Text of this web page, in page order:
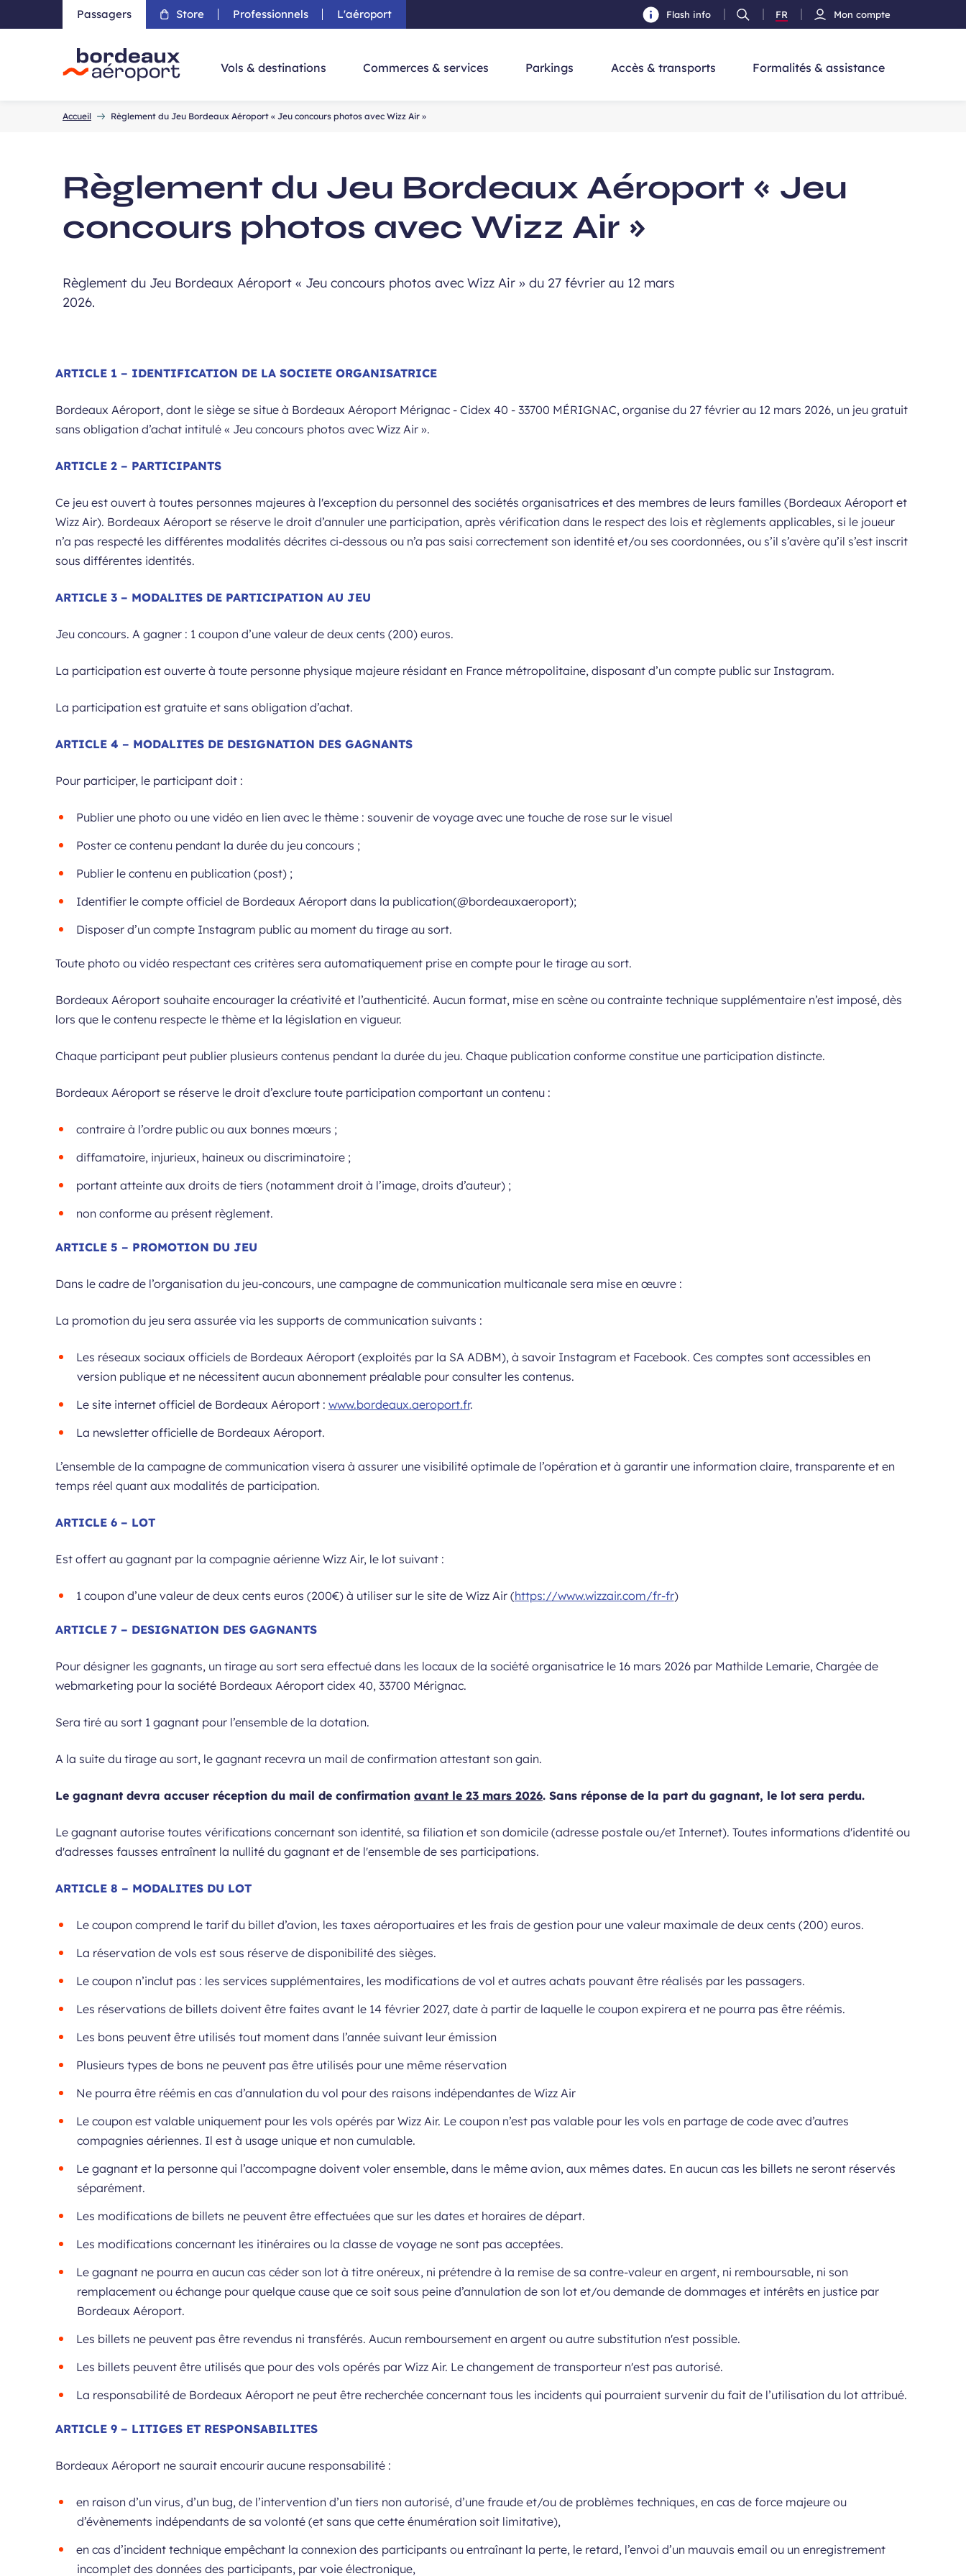
Aller au contenu principal - Aller à la navigation - Aller à la recherche
Passagers Store Professionnels L'aéroport Flash info
Ouvrir
la
FR
Version
Mon compte
Vols & destinations Commerces & services Parkings Accès & transports Formalités & assistance
Accueil Règlement du Jeu Bordeaux Aéroport « Jeu concours photos avec Wizz Air »
Règlement du Jeu Bordeaux Aéroport « Jeu
concours photos avec Wizz Air »
Règlement du Jeu Bordeaux Aéroport « Jeu concours photos avec Wizz Air » du 27 février au 12 mars
2026.
ARTICLE 1 – IDENTIFICATION DE LA SOCIETE ORGANISATRICE
Bordeaux Aéroport, dont le siège se situe à Bordeaux Aéroport Mérignac - Cidex 40 - 33700 MÉRIGNAC, organise du 27 février au 12 mars 2026, un jeu gratuit
sans obligation d’achat intitulé « Jeu concours photos avec Wizz Air ».
ARTICLE 2 – PARTICIPANTS
Ce jeu est ouvert à toutes personnes majeures à l'exception du personnel des sociétés organisatrices et des membres de leurs familles (Bordeaux Aéroport et
Wizz Air). Bordeaux Aéroport se réserve le droit d’annuler une participation, après vérification dans le respect des lois et règlements applicables, si le joueur
n’a pas respecté les différentes modalités décrites ci-dessous ou n’a pas saisi correctement son identité et/ou ses coordonnées, ou s’il s’avère qu’il s’est inscrit
sous différentes identités.
ARTICLE 3 – MODALITES DE PARTICIPATION AU JEU
Jeu concours. A gagner : 1 coupon d’une valeur de deux cents (200) euros.
La participation est ouverte à toute personne physique majeure résidant en France métropolitaine, disposant d’un compte public sur Instagram.
La participation est gratuite et sans obligation d’achat.
ARTICLE 4 – MODALITES DE DESIGNATION DES GAGNANTS
Pour participer, le participant doit :
Publier une photo ou une vidéo en lien avec le thème : souvenir de voyage avec une touche de rose sur le visuel
Poster ce contenu pendant la durée du jeu concours ;
Publier le contenu en publication (post) ;
Identifier le compte officiel de Bordeaux Aéroport dans la publication(@bordeauxaeroport);
Disposer d’un compte Instagram public au moment du tirage au sort.
Toute photo ou vidéo respectant ces critères sera automatiquement prise en compte pour le tirage au sort.
Bordeaux Aéroport souhaite encourager la créativité et l’authenticité. Aucun format, mise en scène ou contrainte technique supplémentaire n’est imposé, dès
lors que le contenu respecte le thème et la législation en vigueur.
Chaque participant peut publier plusieurs contenus pendant la durée du jeu. Chaque publication conforme constitue une participation distincte.
Bordeaux Aéroport se réserve le droit d’exclure toute participation comportant un contenu :
contraire à l’ordre public ou aux bonnes mœurs ;
diffamatoire, injurieux, haineux ou discriminatoire ;
portant atteinte aux droits de tiers (notamment droit à l’image, droits d’auteur) ;
non conforme au présent règlement.
ARTICLE 5 – PROMOTION DU JEU
Dans le cadre de l’organisation du jeu-concours, une campagne de communication multicanale sera mise en œuvre :
La promotion du jeu sera assurée via les supports de communication suivants :
Les réseaux sociaux officiels de Bordeaux Aéroport (exploités par la SA ADBM), à savoir Instagram et Facebook. Ces comptes sont accessibles en
version publique et ne nécessitent aucun abonnement préalable pour consulter les contenus.
Le site internet officiel de Bordeaux Aéroport : www.bordeaux.aeroport.fr.
La newsletter officielle de Bordeaux Aéroport.
L’ensemble de la campagne de communication visera à assurer une visibilité optimale de l’opération et à garantir une information claire, transparente et en
temps réel quant aux modalités de participation.
ARTICLE 6 – LOT
Est offert au gagnant par la compagnie aérienne Wizz Air, le lot suivant :
1 coupon d’une valeur de deux cents euros (200€) à utiliser sur le site de Wizz Air (https://www.wizzair.com/fr-fr)
ARTICLE 7 – DESIGNATION DES GAGNANTS
Pour désigner les gagnants, un tirage au sort sera effectué dans les locaux de la société organisatrice le 16 mars 2026 par Mathilde Lemarie, Chargée de
webmarketing pour la société Bordeaux Aéroport cidex 40, 33700 Mérignac.
Sera tiré au sort 1 gagnant pour l’ensemble de la dotation.
A la suite du tirage au sort, le gagnant recevra un mail de confirmation attestant son gain.
Le gagnant devra accuser réception du mail de confirmation avant le 23 mars 2026. Sans réponse de la part du gagnant, le lot sera perdu.
Le gagnant autorise toutes vérifications concernant son identité, sa filiation et son domicile (adresse postale ou/et Internet). Toutes informations d'identité ou
d'adresses fausses entraînent la nullité du gagnant et de l'ensemble de ses participations.
ARTICLE 8 – MODALITES DU LOT
Le coupon comprend le tarif du billet d’avion, les taxes aéroportuaires et les frais de gestion pour une valeur maximale de deux cents (200) euros.
La réservation de vols est sous réserve de disponibilité des sièges.
Le coupon n’inclut pas : les services supplémentaires, les modifications de vol et autres achats pouvant être réalisés par les passagers.
Les réservations de billets doivent être faites avant le 14 février 2027, date à partir de laquelle le coupon expirera et ne pourra pas être réémis.
Les bons peuvent être utilisés tout moment dans l’année suivant leur émission
Plusieurs types de bons ne peuvent pas être utilisés pour une même réservation
Ne pourra être réémis en cas d’annulation du vol pour des raisons indépendantes de Wizz Air
Le coupon est valable uniquement pour les vols opérés par Wizz Air. Le coupon n’est pas valable pour les vols en partage de code avec d’autres
compagnies aériennes. Il est à usage unique et non cumulable.
Le gagnant et la personne qui l’accompagne doivent voler ensemble, dans le même avion, aux mêmes dates. En aucun cas les billets ne seront réservés
séparément.
Les modifications de billets ne peuvent être effectuées que sur les dates et horaires de départ.
Les modifications concernant les itinéraires ou la classe de voyage ne sont pas acceptées.
Le gagnant ne pourra en aucun cas céder son lot à titre onéreux, ni prétendre à la remise de sa contre-valeur en argent, ni remboursable, ni son
remplacement ou échange pour quelque cause que ce soit sous peine d’annulation de son lot et/ou demande de dommages et intérêts en justice par
Bordeaux Aéroport.
Les billets ne peuvent pas être revendus ni transférés. Aucun remboursement en argent ou autre substitution n'est possible.
Les billets peuvent être utilisés que pour des vols opérés par Wizz Air. Le changement de transporteur n'est pas autorisé.
La responsabilité de Bordeaux Aéroport ne peut être recherchée concernant tous les incidents qui pourraient survenir du fait de l’utilisation du lot attribué.
ARTICLE 9 – LITIGES ET RESPONSABILITES
Bordeaux Aéroport ne saurait encourir aucune responsabilité :
en raison d’un virus, d’un bug, de l’intervention d’un tiers non autorisé, d’une fraude et/ou de problèmes techniques, en cas de force majeure ou
d’évènements indépendants de sa volonté (et sans que cette énumération soit limitative),
en cas d’incident technique empêchant la connexion des participants ou entraînant la perte, le retard, l’envoi d’un mauvais email ou un enregistrement
incomplet des données des participants, par voie électronique,